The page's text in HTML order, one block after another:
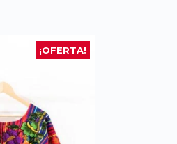
¡OFERTA!